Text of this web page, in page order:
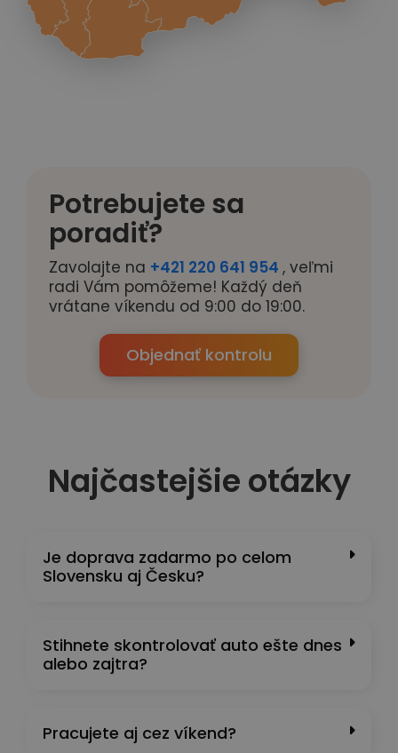
Potrebujete sa
poradiť?
Zavolajte na +421 220 641 954 , veľmi
radi Vám pomôžeme! Každý deň
vrátane víkendu od 9:00 do 19:00.
Objednať kontrolu
Najčastejšie otázky
Je doprava zadarmo po celom
Slovensku aj Česku?
Stihnete skontrolovať auto ešte dnes
alebo zajtra?
Pracujete aj cez víkend?